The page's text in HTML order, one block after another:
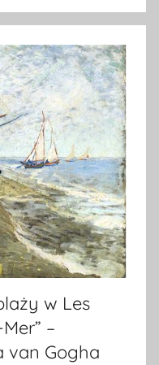
w Les
–
van Gogha